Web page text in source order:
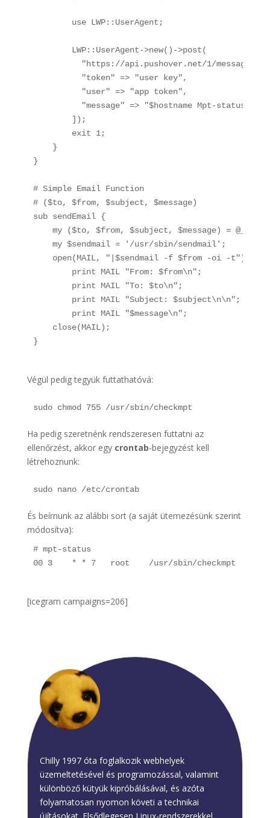
        use LWP::UserAgent;
        LWP::UserAgent->new()->post(
"https://api.pushover.net/1/
          "token" => "user key",
          "user" => "app token",
"message" => "$hostname Mpt-status
        ]);
        exit 1;
    }
}
# Simple Email Function
# ($to, $from, $subject, $message)
sub sendEmail {
    my ($to, $from, $subject, $message) = @_;
    my $sendmail = '/usr/sbin/sendmail';
    open(MAIL, "|$sendmail -f $from -oi -t");
        print MAIL "From: $from\n";
        print MAIL "To: $to\n";
        print MAIL "Subject: $subject\n\n";
        print MAIL "$message\n";
    close(MAIL);
Végül pedig tegyük futtathatóvá:
sudo chmod 755 /usr/sbin/checkmpt
Ha pedig szeretnénk rendszeresen futtatni az
ellenőrzést, akkor egy crontab-bejegyzést kell
létrehoznunk:
sudo nano /etc/crontab
És beírnunk az alábbi sort (a saját ütemezésünk szerint
módosítva):
# mpt-status
00 3    * * 7   root    /usr/sbin/checkmpt
[icegram campaigns=206]
Chilly 1997 óta foglalkozik webhelyek
üzemeltetésével és programozással, valamint
különböző kütyük kipróbálásával, és azóta
folyamatosan nyomon követi a technikai